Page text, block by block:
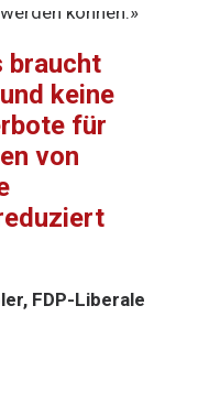
können.»
braucht
keine
für
von
FDP-Liberale